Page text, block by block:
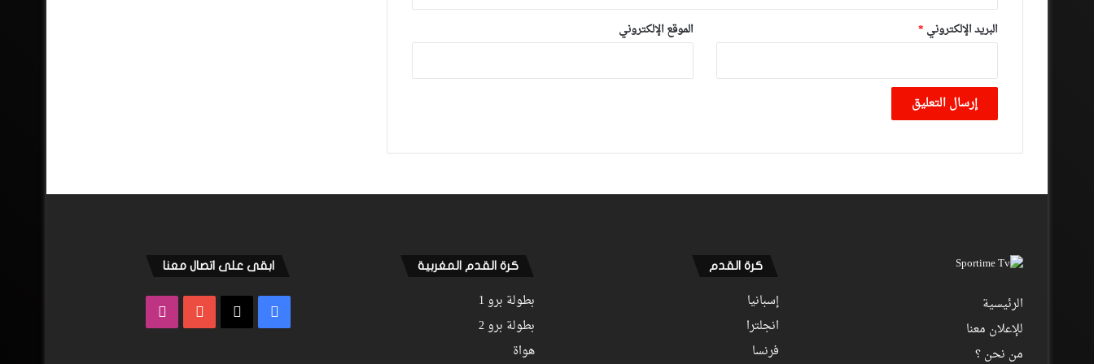
فيديو.. لحظة اجتياح الجمهور الجزائري
داخله
الحكم
القنوات الناقلة لكأس العرب 2025 في
البريد الإلكتروني * الموقع الإلكتروني
الرئيسية
للإعلان معنا
من نحن ؟
كرة القدم
إسبانيا
انجلترا
فرنسا
كرة القدم المغربية
بطولة برو 1
بطولة برو 2
هواة
ابقى على اتصال معنا
فيسبوك ‫YouTube